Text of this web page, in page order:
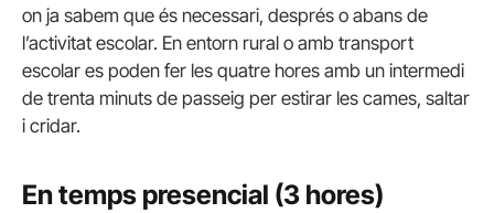
on ja sabem que és necessari, després o abans de
l’activitat escolar. En entorn rural o amb transport
escolar es poden fer les quatre hores amb un intermedi
de trenta minuts de passeig per estirar les cames, saltar
i cridar.
En temps presencial (3 hores)